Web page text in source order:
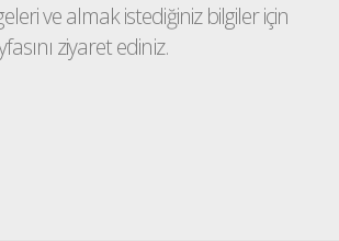
ve almak istediğiniz bilgiler için
ziyaret ediniz.